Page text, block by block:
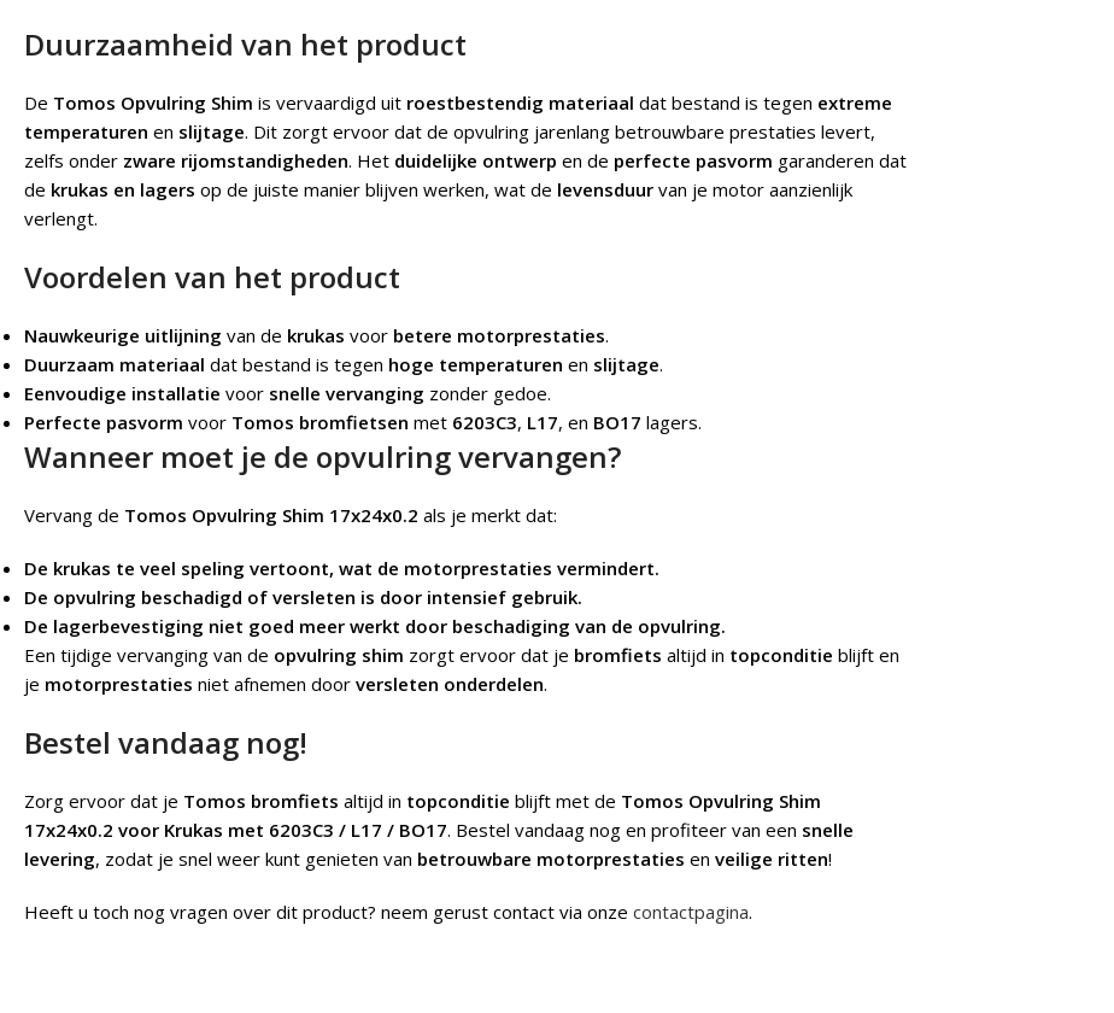
Duurzaamheid van het product
De Tomos Opvulring Shim is vervaardigd uit roestbestendig materiaal dat bestand is tegen extreme
temperaturen en slijtage. Dit zorgt ervoor dat de opvulring jarenlang betrouwbare prestaties levert,
zelfs onder zware rijomstandigheden. Het duidelijke ontwerp en de perfecte pasvorm garanderen dat
de krukas en lagers op de juiste manier blijven werken, wat de levensduur van je motor aanzienlijk
verlengt.
Voordelen van het product
Nauwkeurige uitlijning van de krukas voor betere motorprestaties.
Duurzaam materiaal dat bestand is tegen hoge temperaturen en slijtage.
Eenvoudige installatie voor snelle vervanging zonder gedoe.
Perfecte pasvorm voor Tomos bromfietsen met 6203C3, L17, en BO17 lagers.
Wanneer moet je de opvulring vervangen?
Vervang de Tomos Opvulring Shim 17x24x0.2 als je merkt dat:
De krukas te veel speling vertoont, wat de motorprestaties vermindert.
De opvulring beschadigd of versleten is door intensief gebruik.
De lagerbevestiging niet goed meer werkt door beschadiging van de opvulring.
Een tijdige vervanging van de opvulring shim zorgt ervoor dat je bromfiets altijd in topconditie blijft en
je motorprestaties niet afnemen door versleten onderdelen.
Bestel vandaag nog!
Zorg ervoor dat je Tomos bromfiets altijd in topconditie blijft met de Tomos Opvulring Shim
17x24x0.2 voor Krukas met 6203C3 / L17 / BO17. Bestel vandaag nog en profiteer van een snelle
levering, zodat je snel weer kunt genieten van betrouwbare motorprestaties en veilige ritten!
Heeft u toch nog vragen over dit product? neem gerust contact via onze contactpagina.